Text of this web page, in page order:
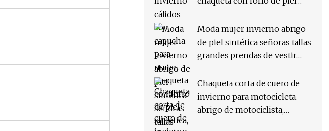
mujer, chaqueta al por mayor
de moda, chaquetas largas,
abrigo Parka
Moda mujer invierno abrigo
de piel sintética señoras tallas
grandes prendas de vestir
para mujer al por mayor
abrigo de piel con capucha
chaqueta táctica Canadá EE.
Chaqueta corta de cuero de
invierno para motocicleta,
abrigo de motociclista,